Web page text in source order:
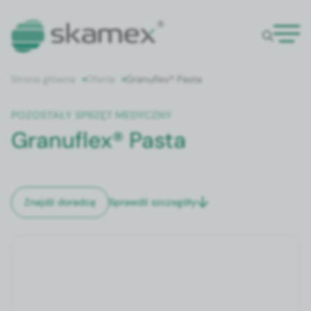
Oferta Granuflex® Pasta
POZOSTAŁY SPRZĘT MEDYCZNY
Granuflex® Pasta
Znajdź doradcę Sprawdź szczegóły